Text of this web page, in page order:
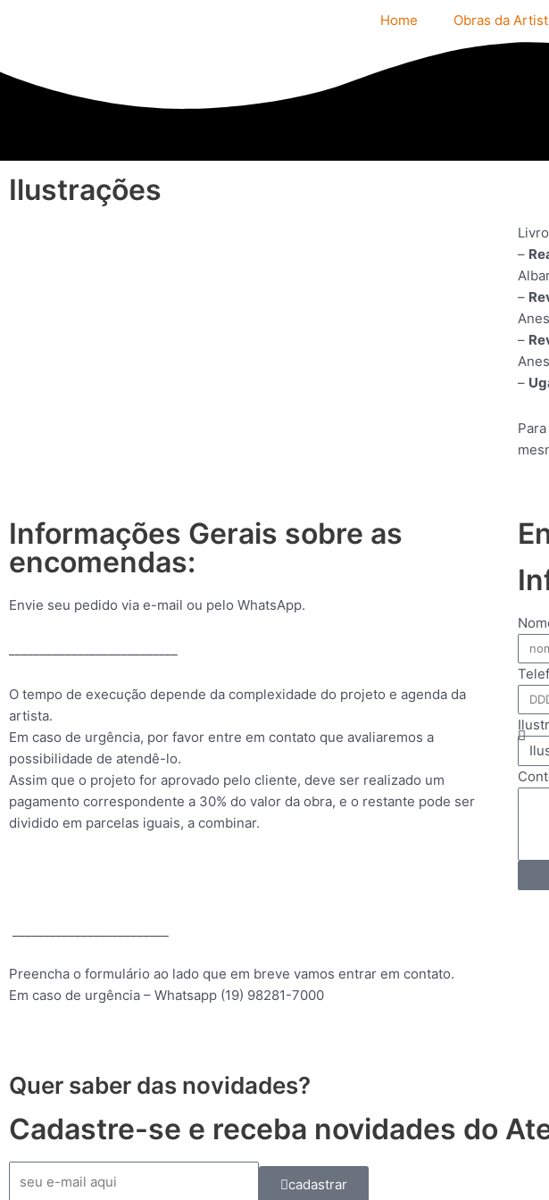
conteúdo
Home Obras da
Ilustrações
–
–
–
–
Informações Gerais sobre as
encomendas:
Envie seu pedido via e-mail ou pelo WhatsApp.
O tempo de execução depende da complexidade do projeto e agenda da
artista.
Em caso de urgência, por favor entre em contato que avaliaremos a
possibilidade de atendê-lo.
Assim que o projeto for aprovado pelo cliente, deve ser realizado um
pagamento correspondente a 30% do valor da obra, e o restante pode ser
dividido em parcelas iguais, a combinar.
Preencha o formulário ao lado que em breve vamos entrar em contato.
Em caso de urgência – Whatsapp (19) 98281-7000
Quer saber das novidades?
Cadastre-se e receba novidades do
mail
cadastrar